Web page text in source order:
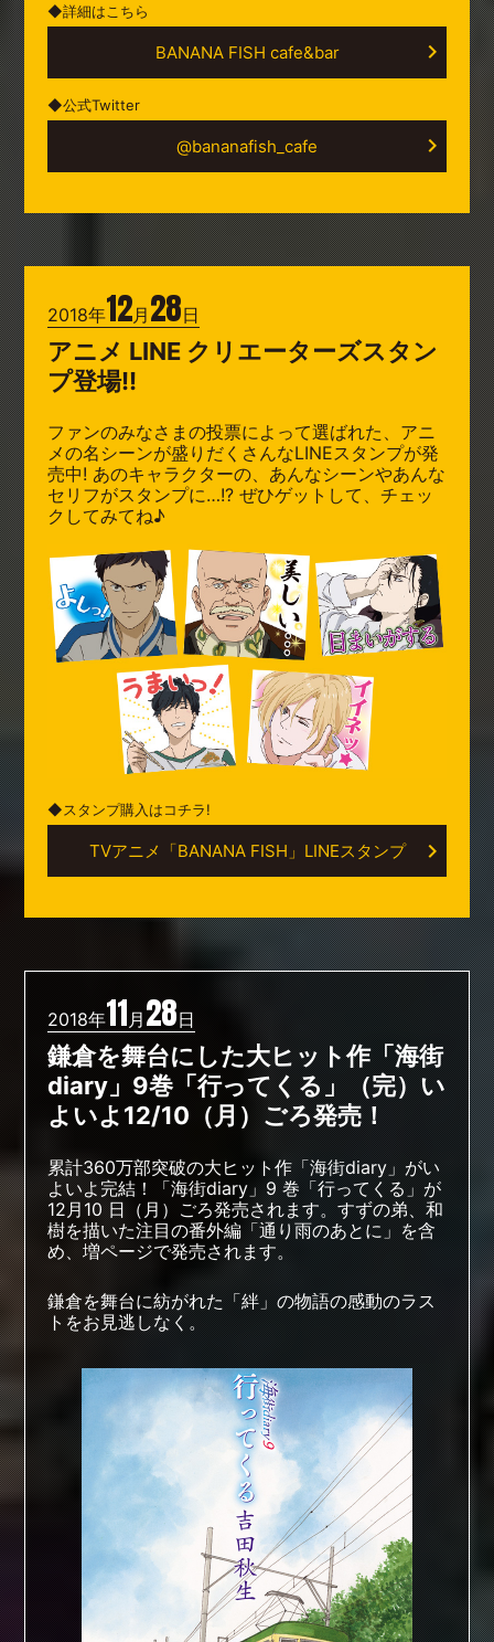
◆詳細はこちら
BANANA FISH cafe&bar
◆公式Twitter
@bananafish_cafe
2018年12月 28日
アニメ LINE クリエーターズスタン
プ登場!!
ファンのみなさまの投票によって選ばれた、アニ
メの名シーンが盛りだくさんなLINEスタンプが発
売中! あのキャラクターの、あんなシーンやあんな
セリフがスタンプに…!? ぜひゲットして、チェッ
クしてみてね♪
◆スタンプ購入はコチラ!
TVアニメ「BANANA FISH」LINEスタンプ
2018年11月 28日
鎌倉を舞台にした大ヒット作「海街
diary」9巻「行ってくる」（完）い
よいよ12/10（月）ごろ発売！
累計360万部突破の大ヒット作「海街diary」がい
よいよ完結！「海街diary」9 巻「行ってくる」が
12月10 日（月）ごろ発売されます。すずの弟、和
樹を描いた注目の番外編「通り雨のあとに」を含
め、増ページで発売されます。
鎌倉を舞台に紡がれた「絆」の物語の感動のラス
トをお見逃しなく。